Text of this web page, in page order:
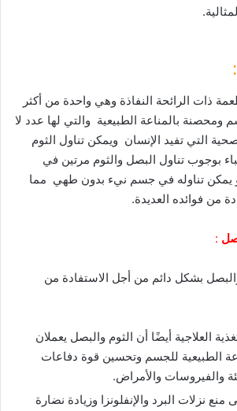
:
ذات الرائحة النفاذة وهي واحدة من أكثر
ومحصنة بالمناعة الطبيعية والتي لها عدد لا
التي تفيد الإنسان ويمكن تناول الثوم
بوجوب تناول البصل والثوم مرتين في
يمكن تناوله في جسم نيء بدون طهي مما
من فوائده العديدة.
:
والبصل بشكل دائم من أجل الاستفادة من
العلاجية أيضًا أن الثوم والبصل يعملان
الطبيعية للجسم وتحسين قوة دفاعات
والفيروسات والأمراض.
نزلات البرد والإنفلونزا وزيادة نضارة